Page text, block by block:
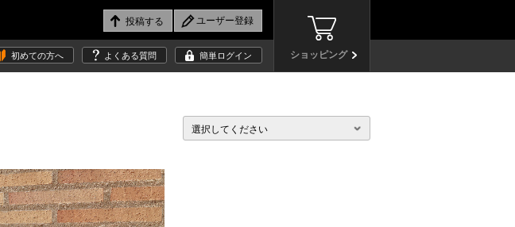
ショッピング
初めての方へ よくある質問 簡単ログイン
選択してください